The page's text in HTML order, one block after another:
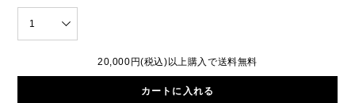
1
20,000円(税込)以上購入で送料無料
カートに入れる